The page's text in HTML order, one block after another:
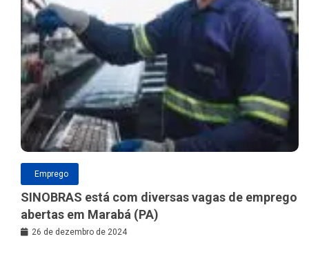
Emprego
SINOBRAS está com diversas vagas de emprego
abertas em Marabá (PA)
26 de dezembro de 2024